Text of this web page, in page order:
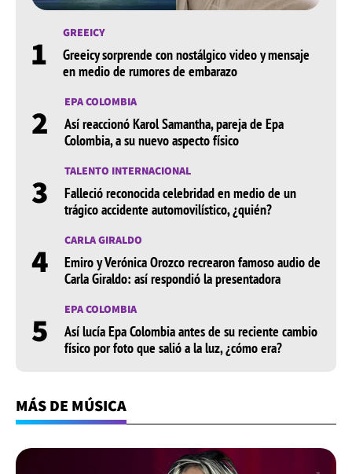
1 GREEICY
Greeicy sorprende con nostálgico video y mensaje
en medio de rumores de embarazo
2 EPA COLOMBIA
Así reaccionó Karol Samantha, pareja de Epa
Colombia, a su nuevo aspecto físico
3 TALENTO INTERNACIONAL
Falleció reconocida celebridad en medio de un
trágico accidente automovilístico, ¿quién?
4 CARLA GIRALDO
Emiro y Verónica Orozco recrearon famoso audio de
Carla Giraldo: así respondió la presentadora
5 EPA COLOMBIA
Así lucía Epa Colombia antes de su reciente cambio
físico por foto que salió a la luz, ¿cómo era?
MÁS DE MÚSICA